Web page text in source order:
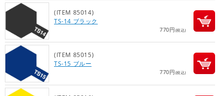
(ITEM 85014)
TS-14 ブラック
770円(税込)
(ITEM 85015)
TS-15 ブルー
770円(税込)